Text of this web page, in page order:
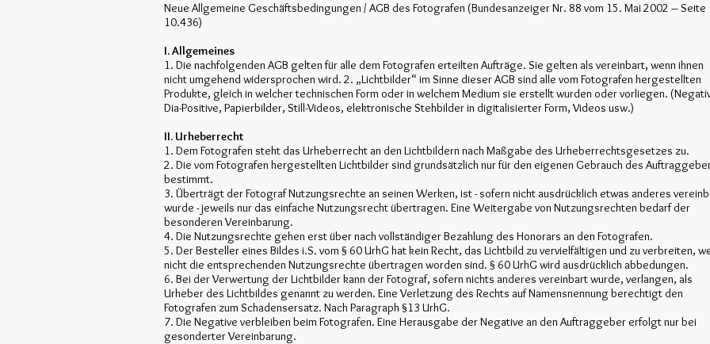
Neue Allgemeine Geschäftsbedingungen / AGB des Fotografen (Bundesanzeiger Nr. 88 vom 15. Mai 2002 – Seite
10.436)
I. Allgemeines
1. Die nachfolgenden AGB gelten für alle dem Fotografen erteilten Aufträge. Sie gelten als vereinbart, wenn ihnen
nicht umgehend widersprochen wird. 2. „Lichtbilder“ im Sinne dieser AGB sind alle vom Fotografen hergestellten
Produkte, gleich in welcher technischen Form oder in welchem Medium sie erstellt wurden oder vorliegen.
Dia-Positive, Papierbilder, Still-Videos, elektronische Stehbilder in digitalisierter Form, Videos usw.)
II. Urheberrecht
1. Dem Fotografen steht das Urheberrecht an den Lichtbildern nach Maßgabe des Urheberrechtsgesetzes zu.
2. Die vom Fotografen hergestellten Lichtbilder sind grundsätzlich nur für den eigenen Gebrauch des
bestimmt.
3. Überträgt der Fotograf Nutzungsrechte an seinen Werken, ist - sofern nicht ausdrücklich etwas anderes
wurde - jeweils nur das einfache Nutzungsrecht übertragen. Eine Weitergabe von Nutzungsrechten bedarf der
besonderen Vereinbarung.
4. Die Nutzungsrechte gehen erst über nach vollständiger Bezahlung des Honorars an den Fotografen.
5. Der Besteller eines Bildes i.S. vom § 60 UrhG hat kein Recht, das Lichtbild zu vervielfältigen und zu verbreiten,
nicht die entsprechenden Nutzungsrechte übertragen worden sind. § 60 UrhG wird ausdrücklich abbedungen.
6. Bei der Verwertung der Lichtbilder kann der Fotograf, sofern nichts anderes vereinbart wurde, verlangen, als
Urheber des Lichtbildes genannt zu werden. Eine Verletzung des Rechts auf Namensnennung berechtigt den
Fotografen zum Schadensersatz. Nach Paragraph §13 UrhG.
7. Die Negative verbleiben beim Fotografen. Eine Herausgabe der Negative an den Auftraggeber erfolgt nur bei
gesonderter Vereinbarung.